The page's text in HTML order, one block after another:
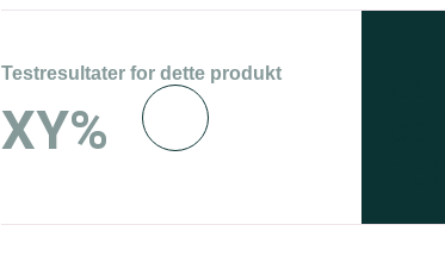
Testresultater for dette produkt
XY%